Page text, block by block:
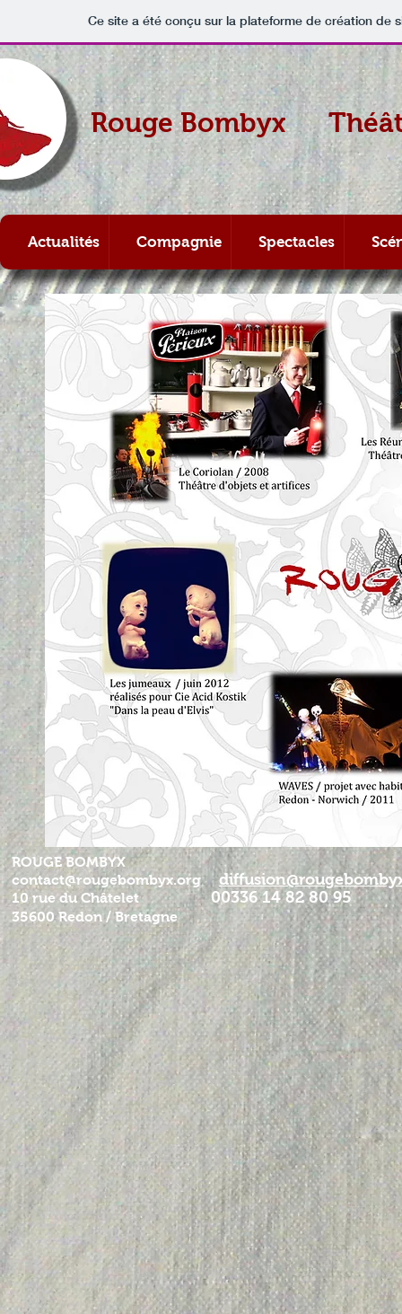
Ce site a été conçu sur la plateforme de création de
Rouge Bombyx
Actualités Compagnie Spectacles
ROUGE BOMBYX
contact@rougebombyx.org
10 rue du Châtelet 00336 14 82 80 95
35600 Redon / Bretagne